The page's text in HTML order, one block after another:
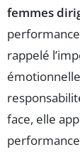
femmes
rappelé
face, elle